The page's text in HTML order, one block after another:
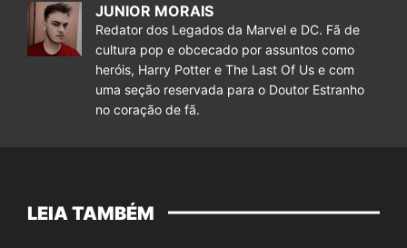
JUNIOR MORAIS
Redator dos Legados da Marvel e DC. Fã de
cultura pop e obcecado por assuntos como
heróis, Harry Potter e The Last Of Us e com
uma seção reservada para o Doutor Estranho
no coração de fã.
LEIA TAMBÉM